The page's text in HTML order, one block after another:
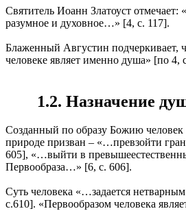
Святитель Иоанн Златоуст отмечает:
разумное и духовное…» [4, с. 117].
Блаженный Августин подчеркивает,
человеке являет именно душа» [по 4,
1.2. Назначение
Созданный по образу Божию человек
природе призван – «…превзойти
605], «…выйти в
Первообраза…» [6, с. 606].
Суть человека «…задается
с.610]. «Первообразом человека